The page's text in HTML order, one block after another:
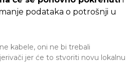
podataka o potrošnji u
kabele, oni ne bi trebali
jer će to stvoriti novu lokalnu